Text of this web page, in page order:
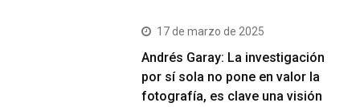
17 de marzo de 2025
Andrés Garay: La investigación
por sí sola no pone en valor la
fotografía, es clave una visión